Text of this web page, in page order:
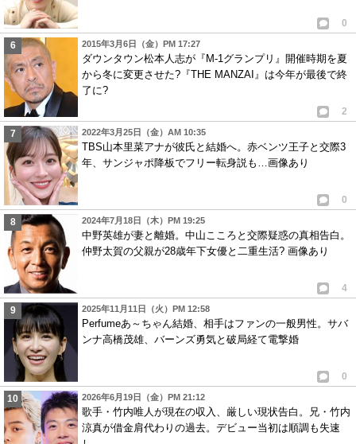
0
2015年3月6日（金）PM 17:27
ダウンタウン松本人志が『M-1グランプリ』開催時期を夏
から冬に変更させた?『THE MANZAI』は今年が最後で終
了に?
2
2022年3月25日（金）AM 10:35
TBS山本里菜アナが彼氏と結婚へ。赤ベンツ王子と交際3
年、サンジャポ降板でフリー転身説も…画像あり
0
2024年7月18日（木）PM 19:25
中野英雄が妻と離婚。中山こころと交際疑惑の真相告白。
仲野太賀の父親が28歳年下女優と二重生活? 画像あり
4
2025年11月11日（火）PM 12:58
Perfumeあ～ちゃん結婚、相手はファンの一般男性。サバ
ンナ高橋茂雄、バーンズ勇気と破局経て電撃婚
0
2026年6月19日（金）PM 21:12
歌手・竹内唯人が現在の収入、厳しい現状告白。兄・竹内
涼真が借金肩代わりの過去。デビュー当初は順調も失速